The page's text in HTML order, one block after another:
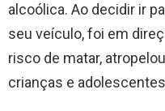
alcoólica. Ao decidir ir
seu veículo, foi em
risco de matar,
crianças e